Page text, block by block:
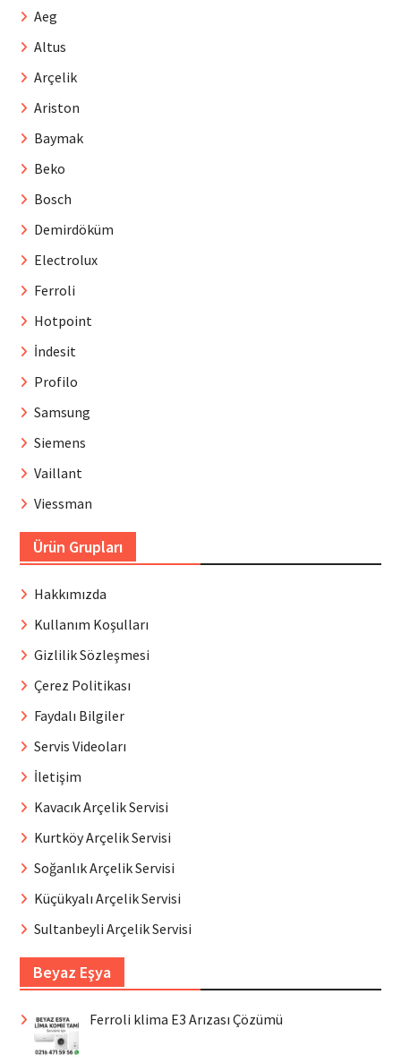
Aeg
Altus
Arçelik
Ariston
Baymak
Beko
Bosch
Demirdöküm
Electrolux
Ferroli
Hotpoint
İndesit
Profilo
Samsung
Siemens
Vaillant
Viessman
Ürün Grupları
Hakkımızda
Kullanım Koşulları
Gizlilik Sözleşmesi
Çerez Politikası
Faydalı Bilgiler
Servis Videoları
İletişim
Kavacık Arçelik Servisi
Kurtköy Arçelik Servisi
Soğanlık Arçelik Servisi
Küçükyalı Arçelik Servisi
Sultanbeyli Arçelik Servisi
Beyaz Eşya
Ferroli klima E3 Arızası Çözümü